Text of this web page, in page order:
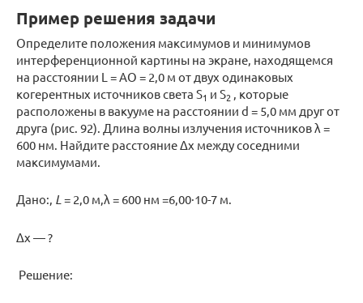
Пример решения задачи
Определите положения максимумов и минимумов
интерференционной картины на экране, находящемся
на расстоянии L = AO = 2,0 м от двух одинаковых
когерентных источников света S1 и S2 , которые
расположены в вакууме на расстоянии d = 5,0 мм друг от
друга (рис. 92). Длина волны излучения источников λ =
600 нм. Найдите расстояние Δx между соседними
максимумами.
Дано:, L= 2,0 м,λ = 600 нм =6,00·10-7 м.
Δx — ?
Решение: